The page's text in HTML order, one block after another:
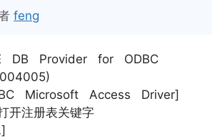
feng
DB Provider for ODBC
Microsoft Access Driver]
开注册表关键字